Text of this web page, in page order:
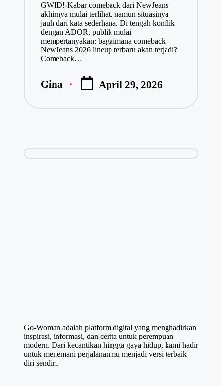
GWID!-Kabar comeback dari NewJeans
akhirnya mulai terlihat, namun situasinya
jauh dari kata sederhana. Di tengah konflik
dengan ADOR, publik mulai
mempertanyakan: bagaimana comeback
NewJeans 2026 lineup terbaru akan terjadi?
Comeback…
Posted
Gina April 29, 2026
Go-Woman adalah platform digital yang menghadirkan
inspirasi, informasi, dan cerita untuk perempuan
modern. Dari kecantikan hingga gaya hidup, kami hadir
untuk menemani perjalananmu menjadi versi terbaik
diri sendiri.